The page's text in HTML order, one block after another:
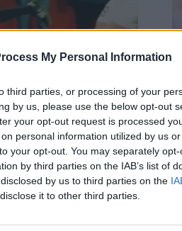
My Personal Information
third parties, or processing of your
by us, please use the below opt-out
your opt-out request is processed
personal information utilized by us
your opt-out. You may separately
by third parties on the IAB’s list of
by us to third parties on the
it to other third parties.
siirtoikkunassa.
sekä ranskalainen
PSG:stä. Kesän